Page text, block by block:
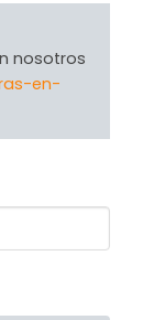
nosotros
en-